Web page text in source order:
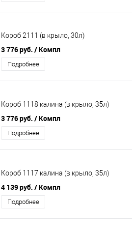
Короб 2111 (в крыло, 30л)
3 776 руб. / Компл
Подробнее
Короб 1118 калина (в крыло, 35л)
3 776 руб. / Компл
Подробнее
Короб 1117 калина (в крыло, 35л)
4 139 руб. / Компл
Подробнее